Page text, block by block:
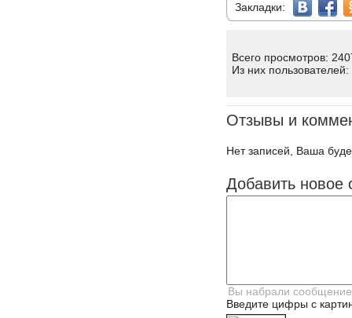
Закладки:
Всего просмотров:
Из них пользователей:
Отзывы и
Нет записей, Ваша
Добавить новое
Введите цифры с